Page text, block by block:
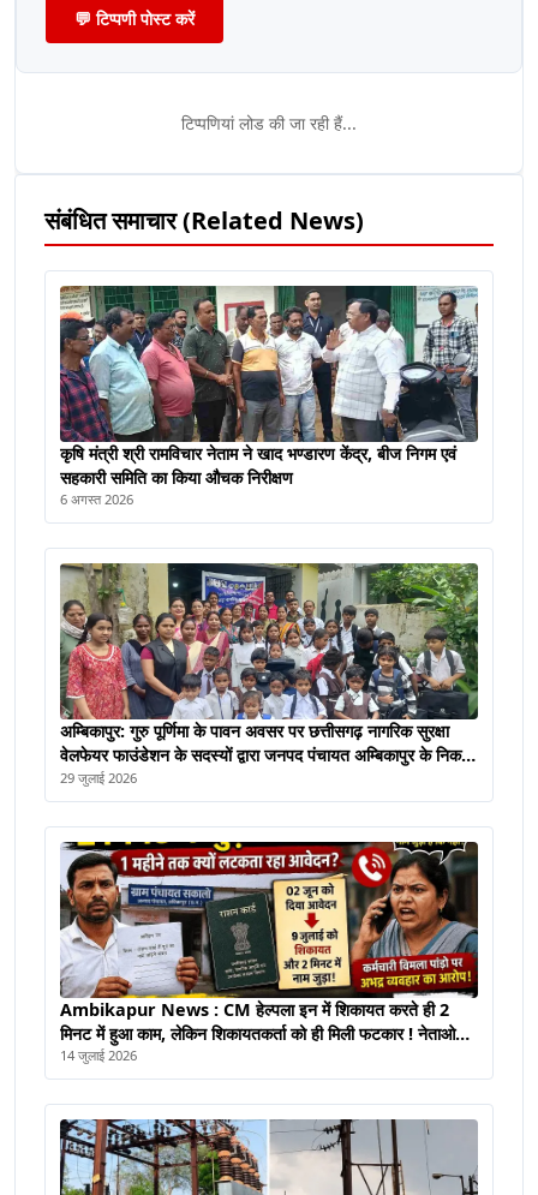
💬 टिप्पणी पोस्ट करें
टिप्पणियां लोड की जा रही हैं...
संबंधित समाचार (Related News)
कृषि मंत्री श्री रामविचार नेताम ने खाद भण्डारण केंद्र, बीज निगम एवं
सहकारी समिति का किया औचक निरीक्षण
6 अगस्त 2026
अम्बिकापुर: गुरु पूर्णिमा के पावन अवसर पर छत्तीसगढ़ नागरिक सुरक्षा
वेलफेयर फाउंडेशन के सदस्यों द्वारा जनपद पंचायत अम्बिकापुर के निकट
विद्या मंदिर स्कूल में विद्यालय के बच्चों के साथ गुरु पूर्णिमा मनाया गया।
29 जुलाई 2026
Ambikapur News : CM हेल्पला इन में शिकायत करते ही 2
मिनट में हुआ काम, लेकिन शिकायतकर्ता को ही मिली फटकार ! नेताओ
द्वारा करवाया गया फ़ोन
14 जुलाई 2026